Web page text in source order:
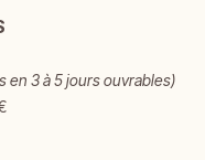
en 3 à 5 jours ouvrables)